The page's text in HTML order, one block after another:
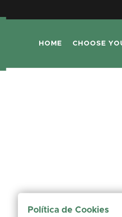
HOME CHOOSE
Política de Cookies